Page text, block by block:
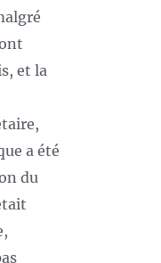
et la
a été
du